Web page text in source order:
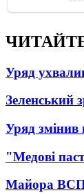
Уряд
Зеленський
Уряд змінив
"Медові
Майора ВСП